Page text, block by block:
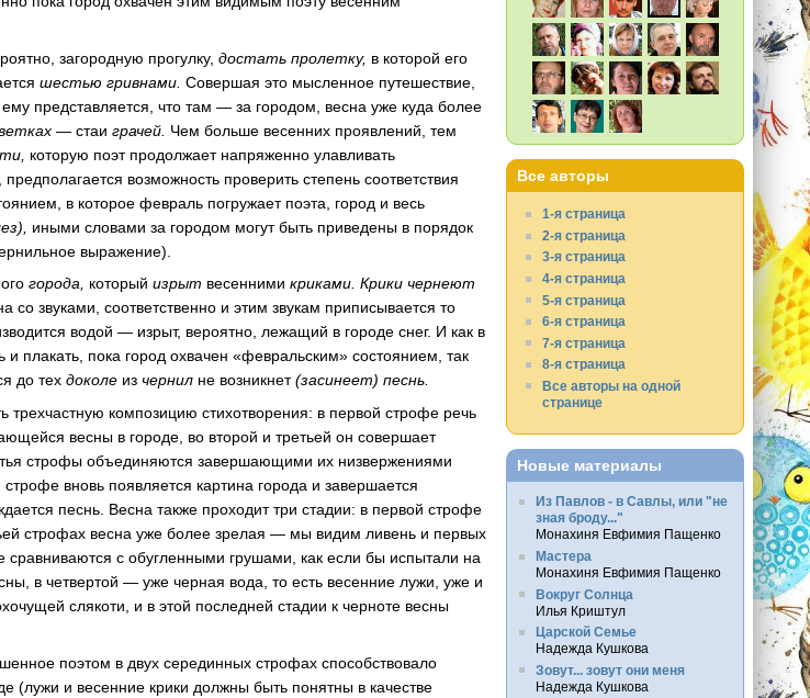
загородную прогулку,достать пролетку, в которой его
шестью гривнами. Совершая это мысленное путешествие,
представляется, что там — за городом, весна уже куда более
— стаиграчей. Чем больше весенних проявлений, тем
которую поэт продолжает напряженно улавливать
возможность проверить степень соответствия
в которое февраль погружает поэта, город и весь
иными словами за городом могут быть приведены в порядок
выражение).
города, которыйизрыт весеннимикриками. Крики чернеют
со звуками, соответственно и этим звукам приписывается то
водой — изрыт, вероятно, лежащий в городе снег. И как в
плакать, пока город охвачен «февральским» состоянием, так
до техдоколе из чернил не возникнет(засинеет) песнь.
композицию стихотворения: в первой строфе речь
весны в городе, во второй и третьей он совершает
строфы объединяются завершающими их низвержениями
вновь появляется картина города и завершается
песнь. Весна также проходит три стадии: в первой строфе
строфах весна уже более зрелая — мы видим ливень и первых
с обугленными грушами, как если бы испытали на
в четвертой — уже черная вода, то есть весенние лужи, уже и
слякоти, и в этой последней стадии к черноте весны
поэтом в двух серединных строфах способствовало
(лужи и весенние крики должны быть понятны в качестве
Все авторы
1-я страница
2-я страница
3-я страница
4-я страница
5-я страница
6-я страница
7-я страница
8-я страница
Все авторы на одной
странице
Новые материалы
Из Павлов - в Савлы, или "не
зная броду..."
Монахиня Евфимия Пащенко
Мастера
Монахиня Евфимия Пащенко
Вокруг Солнца
Илья Криштул
Царской Семье
Надежда Кушкова
Зовут... зовут они меня
Надежда Кушкова